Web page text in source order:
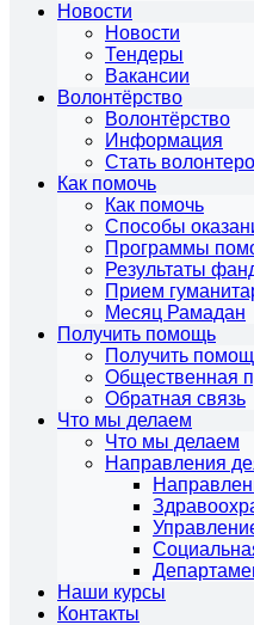
Новости
Новости
Тендеры
Вакансии
Волонтёрство
Волонтёрство
Информация
Стать
Как помочь
Как помочь
Способы
Программы
Результаты
Прием
Месяц Рамадан
Получить помощь
Получить
Общественная
Обратная связь
Что мы делаем
Что мы делаем
Направления
Наши курсы
Контакты